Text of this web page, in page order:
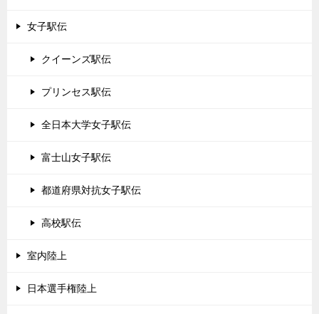
女子駅伝
クイーンズ駅伝
プリンセス駅伝
全日本大学女子駅伝
富士山女子駅伝
都道府県対抗女子駅伝
高校駅伝
室内陸上
日本選手権陸上